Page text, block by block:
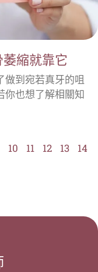
縮就靠它
做到宛若真牙的咀
你也想了解相關知
10 11 12 13
14